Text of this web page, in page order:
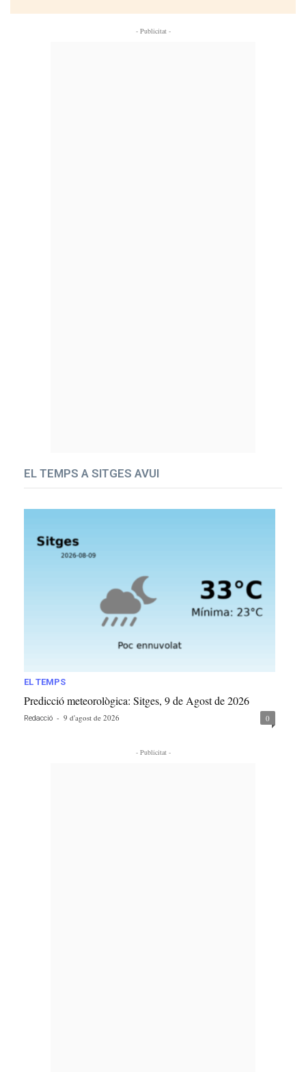
- Publicitat -
EL TEMPS A SITGES AVUI
EL TEMPS
Predicció meteorològica: Sitges, 9 de Agost de 2026
Redacció - 9 d'agost de 2026 0
- Publicitat -